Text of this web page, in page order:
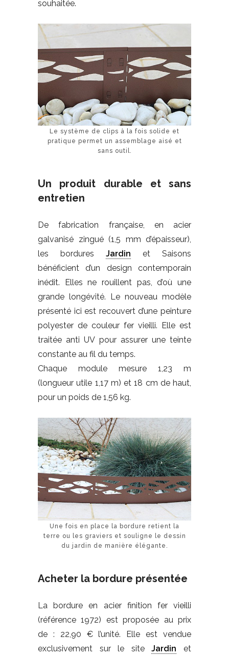
souhaitée.
Le système de clips à la fois solide et
pratique permet un assemblage aisé et
sans outil.
Un produit durable et sans
entretien
De fabrication française, en acier
galvanisé zingué (1,5 mm d’épaisseur),
les bordures Jardin et Saisons
bénéficient d’un design contemporain
inédit. Elles ne rouillent pas, d’où une
grande longévité. Le nouveau modèle
présenté ici est recouvert d’une peinture
polyester de couleur fer vieilli. Elle est
traitée anti UV pour assurer une teinte
constante au fil du temps.
Chaque module mesure 1,23 m
(longueur utile 1,17 m) et 18 cm de haut,
pour un poids de 1,56 kg.
Une fois en place la bordure retient la
terre ou les graviers et souligne le dessin
du jardin de manière élégante.
Acheter la bordure présentée
La bordure en acier finition fer vieilli
(référence 1972) est proposée au prix
de : 22,90 € l’unité. Elle est vendue
exclusivement sur le siteJardin et